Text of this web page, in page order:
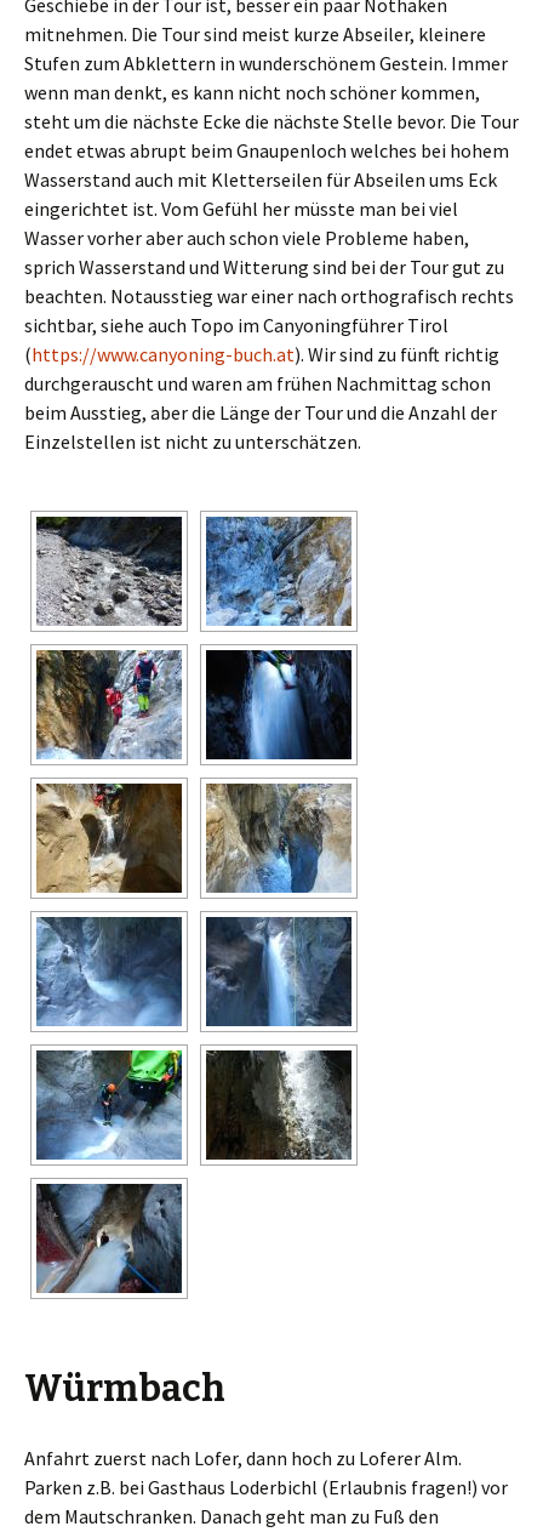
Geschiebe in der Tour ist, besser ein paar Nothaken
mitnehmen. Die Tour sind meist kurze Abseiler, kleinere
Stufen zum Abklettern in wunderschönem Gestein. Immer
wenn man denkt, es kann nicht noch schöner kommen,
steht um die nächste Ecke die nächste Stelle bevor. Die Tour
endet etwas abrupt beim Gnaupenloch welches bei hohem
Wasserstand auch mit Kletterseilen für Abseilen ums Eck
eingerichtet ist. Vom Gefühl her müsste man bei viel
Wasser vorher aber auch schon viele Probleme haben,
sprich Wasserstand und Witterung sind bei der Tour gut zu
beachten. Notausstieg war einer nach orthografisch rechts
sichtbar, siehe auch Topo im Canyoningführer Tirol
(https://www.canyoning-buch.at). Wir sind zu fünft richtig
durchgerauscht und waren am frühen Nachmittag schon
beim Ausstieg, aber die Länge der Tour und die Anzahl der
Einzelstellen ist nicht zu unterschätzen.
Würmbach
Anfahrt zuerst nach Lofer, dann hoch zu Loferer Alm.
Parken z.B. bei Gasthaus Loderbichl (Erlaubnis fragen!) vor
dem Mautschranken. Danach geht man zu Fuß den